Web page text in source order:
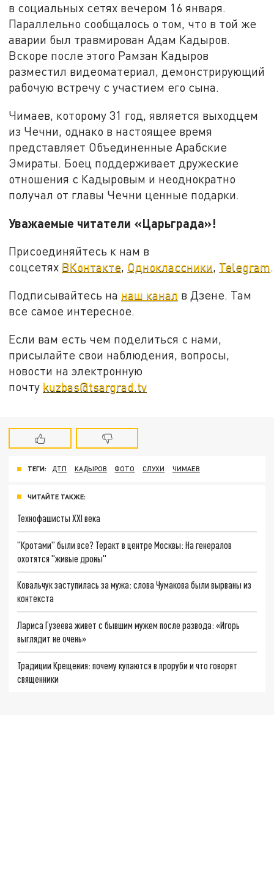
в социальных сетях вечером 16 января.
Параллельно сообщалось о том, что в той же
аварии был травмирован Адам Кадыров.
Вскоре после этого Рамзан Кадыров
разместил видеоматериал, демонстрирующий
рабочую встречу с участием его сына.
Чимаев, которому 31 год, является выходцем
из Чечни, однако в настоящее время
представляет Объединенные Арабские
Эмираты. Боец поддерживает дружеские
отношения с Кадыровым и неоднократно
получал от главы Чечни ценные подарки.
Уважаемые читатели «Царьграда»!
Присоединяйтесь к нам в
соцсетях ВКонтакте, Одноклассники, Telegram.
Подписывайтесь на наш канал в Дзене. Там
все самое интересное.
Если вам есть чем поделиться с нами,
присылайте свои наблюдения, вопросы,
новости на электронную
почту kuzbas@tsargrad.tv
ТЕГИ: ДТП КАДЫРОВ ФОТО СЛУХИ ЧИМАЕВ
ЧИТАЙТЕ ТАКЖЕ:
Технофашисты XXI века
"Кротами" были все? Теракт в центре Москвы: На генералов
охотятся "живые дроны"
Ковальчук заступилась за мужа: слова Чумакова были вырваны из
контекста
Лариса Гузеева живет с бывшим мужем после развода: «Игорь
выглядит не очень»
Традиции Крещения: почему купаются в проруби и что говорят
священники